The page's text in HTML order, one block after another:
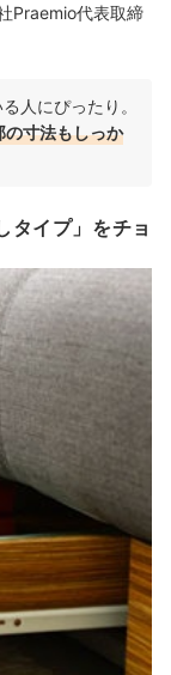
Praemio代表取締
人にぴったり。
の寸法もしっか
タイプ」をチョ